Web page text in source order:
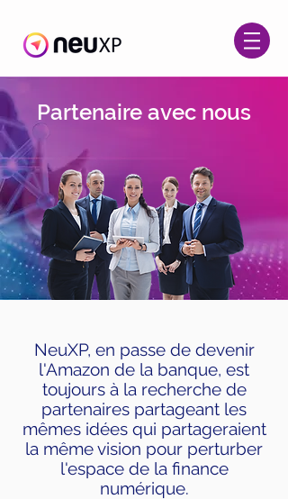
Partenaire avec nous
NeuXP, en passe de devenir
l'Amazon de la banque, est
toujours à la recherche de
partenaires partageant les
mêmes idées qui partageraient
la même vision pour perturber
l'espace de la finance
numérique.